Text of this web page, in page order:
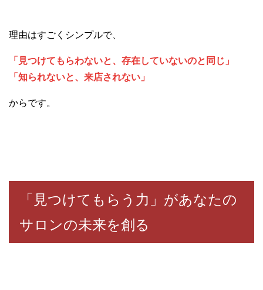
理由はすごくシンプルで、
「見つけてもらわないと、存在していないのと同じ」
「知られないと、来店されない」
からです。
「見つけてもらう力」があなたの
サロンの未来を創る